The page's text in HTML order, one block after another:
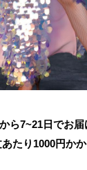
ら7~21日でお届
たり 1000円か